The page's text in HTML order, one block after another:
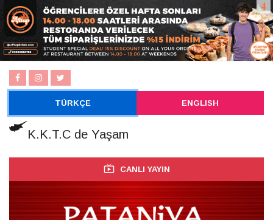
TÜRKÇE ENGLISH
K.K.T.C de Yaşam
CANLI YAYIN